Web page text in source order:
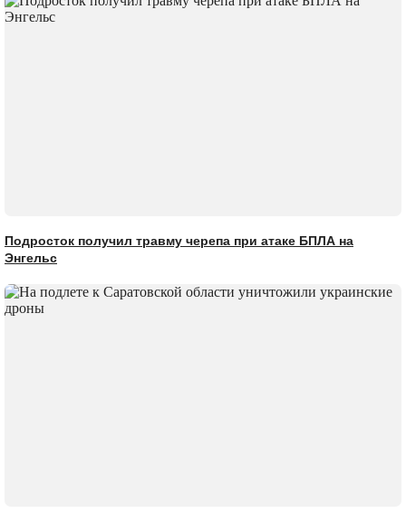
Подросток получил травму черепа при атаке БПЛА на
Энгельс